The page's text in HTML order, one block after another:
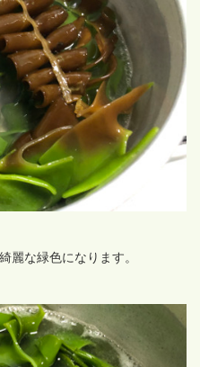
麗な緑色になります。